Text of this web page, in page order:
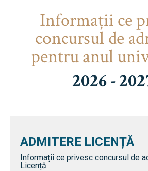
Informaţii ce
concursul de
pentru anul
2026 -
ADMITERE LICENȚĂ
Informații ce privesc concursul de
Licență